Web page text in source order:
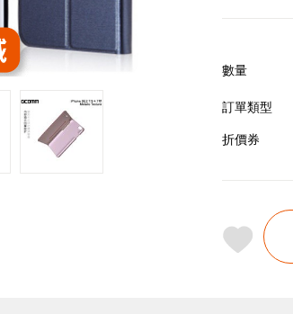
數量
訂單類型
折價券